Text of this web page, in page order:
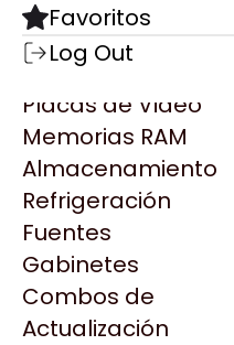
Componentes
Motherboards
Microprocesadores
Placas de Video
Memorias RAM
Almacenamiento
Refrigeración
Fuentes
Gabinetes
Combos de
Actualización
Todas las Marcas
AMD
AULA
Acer
Adata
AeroCool
Antec
Arkham
Asrock
Destacadas
Favoritos
Log Out
MF HP SMART